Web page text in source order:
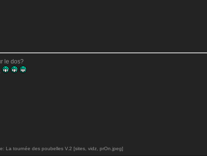
le dos?
La tournée des poubelles V.2 [sites, vidz, prOn.jpeg]